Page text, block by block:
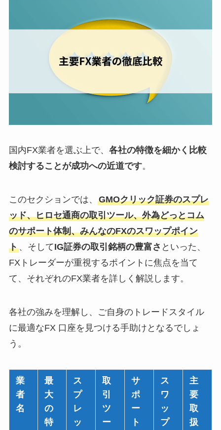
国内FX業者を選ぶ上で、 各社の特徴を細かく比較
検討することが成功への近道です。
このセクションでは、 GMOクリック証券のスプレ
ッド、ヒロセ通商の取引ツール、外為どっとコム
のサポート体制、みんなのFXのスワップポイン
ト、そしてIG証券の取引銘柄の豊富さ といった、
FXトレーダーが重視するポイントに焦点を当て
て、それぞれのFX業者を詳しく解説します。
各社の強みを理解し、ご自身のトレードスタイル
に最適なFX 口座を見つける手助けとなるでしょ
う。
業
者
名
最
大
の
特
ス
プ
レ
ッ
取
引
ツ
ー
サ
ポ
ー
ト
ス
ワ
ッ
プ
主
要
取
扱